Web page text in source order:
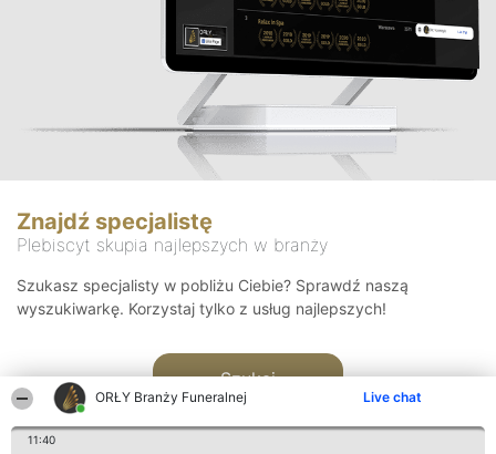
ORŁY Branży Funeralnej Live chat
11:40
Znajdź specjalistę
Plebiscyt skupia najlepszych w branży
Szukasz specjalisty w pobliżu Ciebie? Sprawdź naszą
wyszukiwarkę. Korzystaj tylko z usług najlepszych!
Szukaj